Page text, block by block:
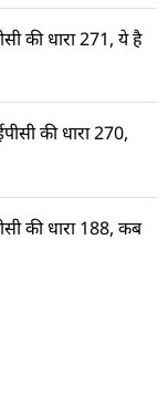
की धारा 271, ये है
की धारा 270,
की धारा 188, कब